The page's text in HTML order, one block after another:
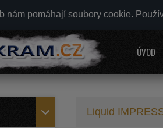
nám pomáhají soubory cookie.
ÚVOD
Liquid